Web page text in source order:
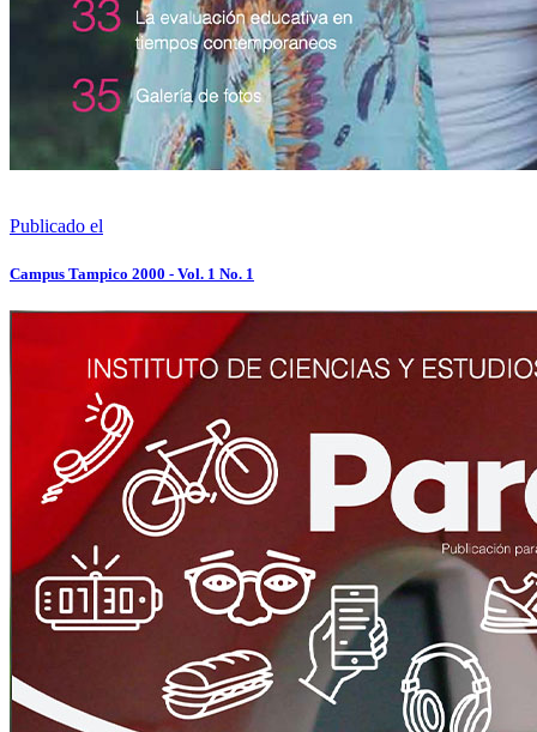
Publicado el
Campus Tampico 2000 - Vol. 1 No. 1